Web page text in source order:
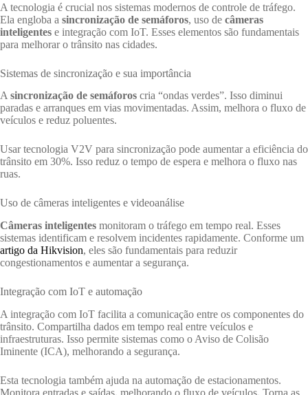
A tecnologia é crucial nos sistemas modernos de controle de tráfego.
Ela engloba a sincronização de semáforos, uso de câmeras
inteligentes e integração com IoT. Esses elementos são fundamentais
para melhorar o trânsito nas cidades.
Sistemas de sincronização e sua importância
A sincronização de semáforos cria “ondas verdes”. Isso diminui
paradas e arranques em vias movimentadas. Assim, melhora o fluxo de
veículos e reduz poluentes.
Usar tecnologia V2V para sincronização pode aumentar a eficiência do
trânsito em 30%. Isso reduz o tempo de espera e melhora o fluxo nas
ruas.
Uso de câmeras inteligentes e videoanálise
Câmeras inteligentes monitoram o tráfego em tempo real. Esses
sistemas identificam e resolvem incidentes rapidamente. Conforme um
artigo da Hikvision, eles são fundamentais para reduzir
congestionamentos e aumentar a segurança.
Integração com IoT e automação
A integração com IoT facilita a comunicação entre os componentes do
trânsito. Compartilha dados em tempo real entre veículos e
infraestruturas. Isso permite sistemas como o Aviso de Colisão
Iminente (ICA), melhorando a segurança.
Esta tecnologia também ajuda na automação de estacionamentos.
Monitora entradas e saídas, melhorando o fluxo de veículos. Torna as